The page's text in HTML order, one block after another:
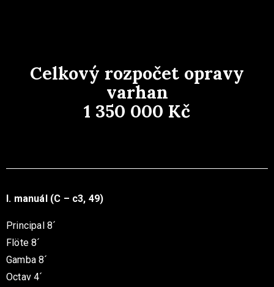
Celkový rozpočet opravy
varhan
1 350 000 Kč
I. manuál (C – c3, 49)
Principal 8´
Flöte 8´
Gamba 8´
Octav 4´